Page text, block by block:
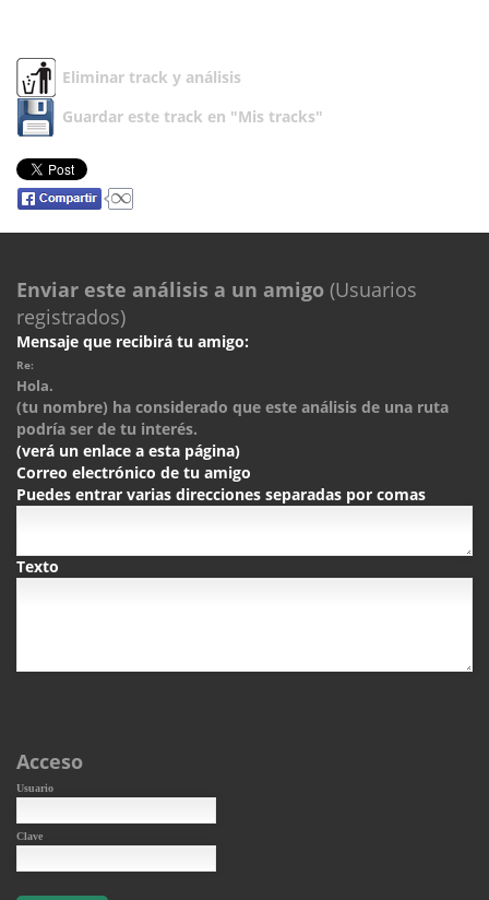
Eliminar track y análisis
Guardar este track en "Mis tracks"
Enviar este análisis a un amigo (Usuarios
registrados)
Mensaje que recibirá tu amigo:
Re:
Hola.
(tu nombre) ha considerado que este análisis de una ruta
podría ser de tu interés.
(verá un enlace a esta página)
Correo electrónico de tu amigo
Puedes entrar varias direcciones separadas por comas
Texto
Acceso
Usuario
Clave